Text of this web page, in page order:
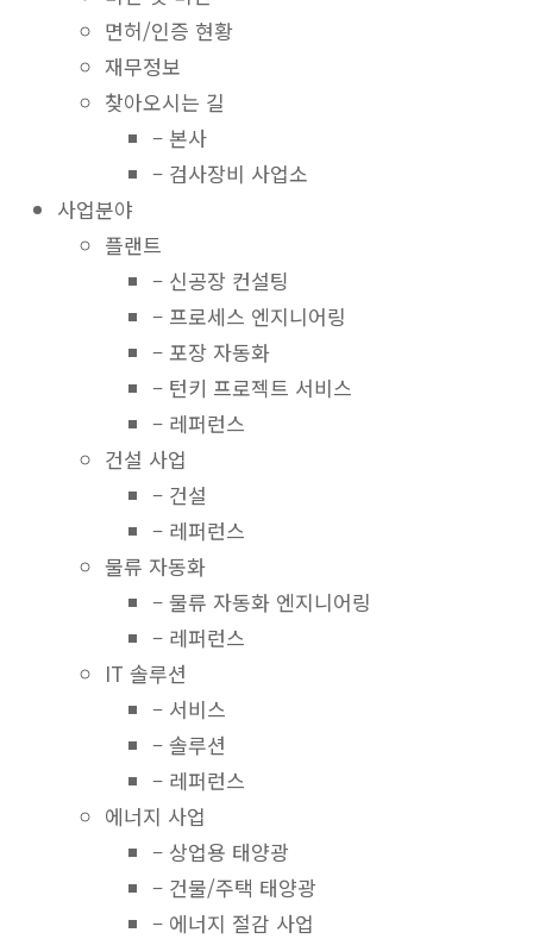
면허/인증 현황
재무정보
찾아오시는 길
– 본사
– 검사장비 사업소
사업분야
플랜트
– 신공장 컨설팅
– 프로세스 엔지니어링
– 포장 자동화
– 턴키 프로젝트 서비스
– 레퍼런스
건설 사업
– 건설
– 레퍼런스
물류 자동화
– 물류 자동화 엔지니어링
– 레퍼런스
IT 솔루션
– 서비스
– 솔루션
– 레퍼런스
에너지 사업
– 상업용 태양광
– 건물/주택 태양광
– 에너지 절감 사업